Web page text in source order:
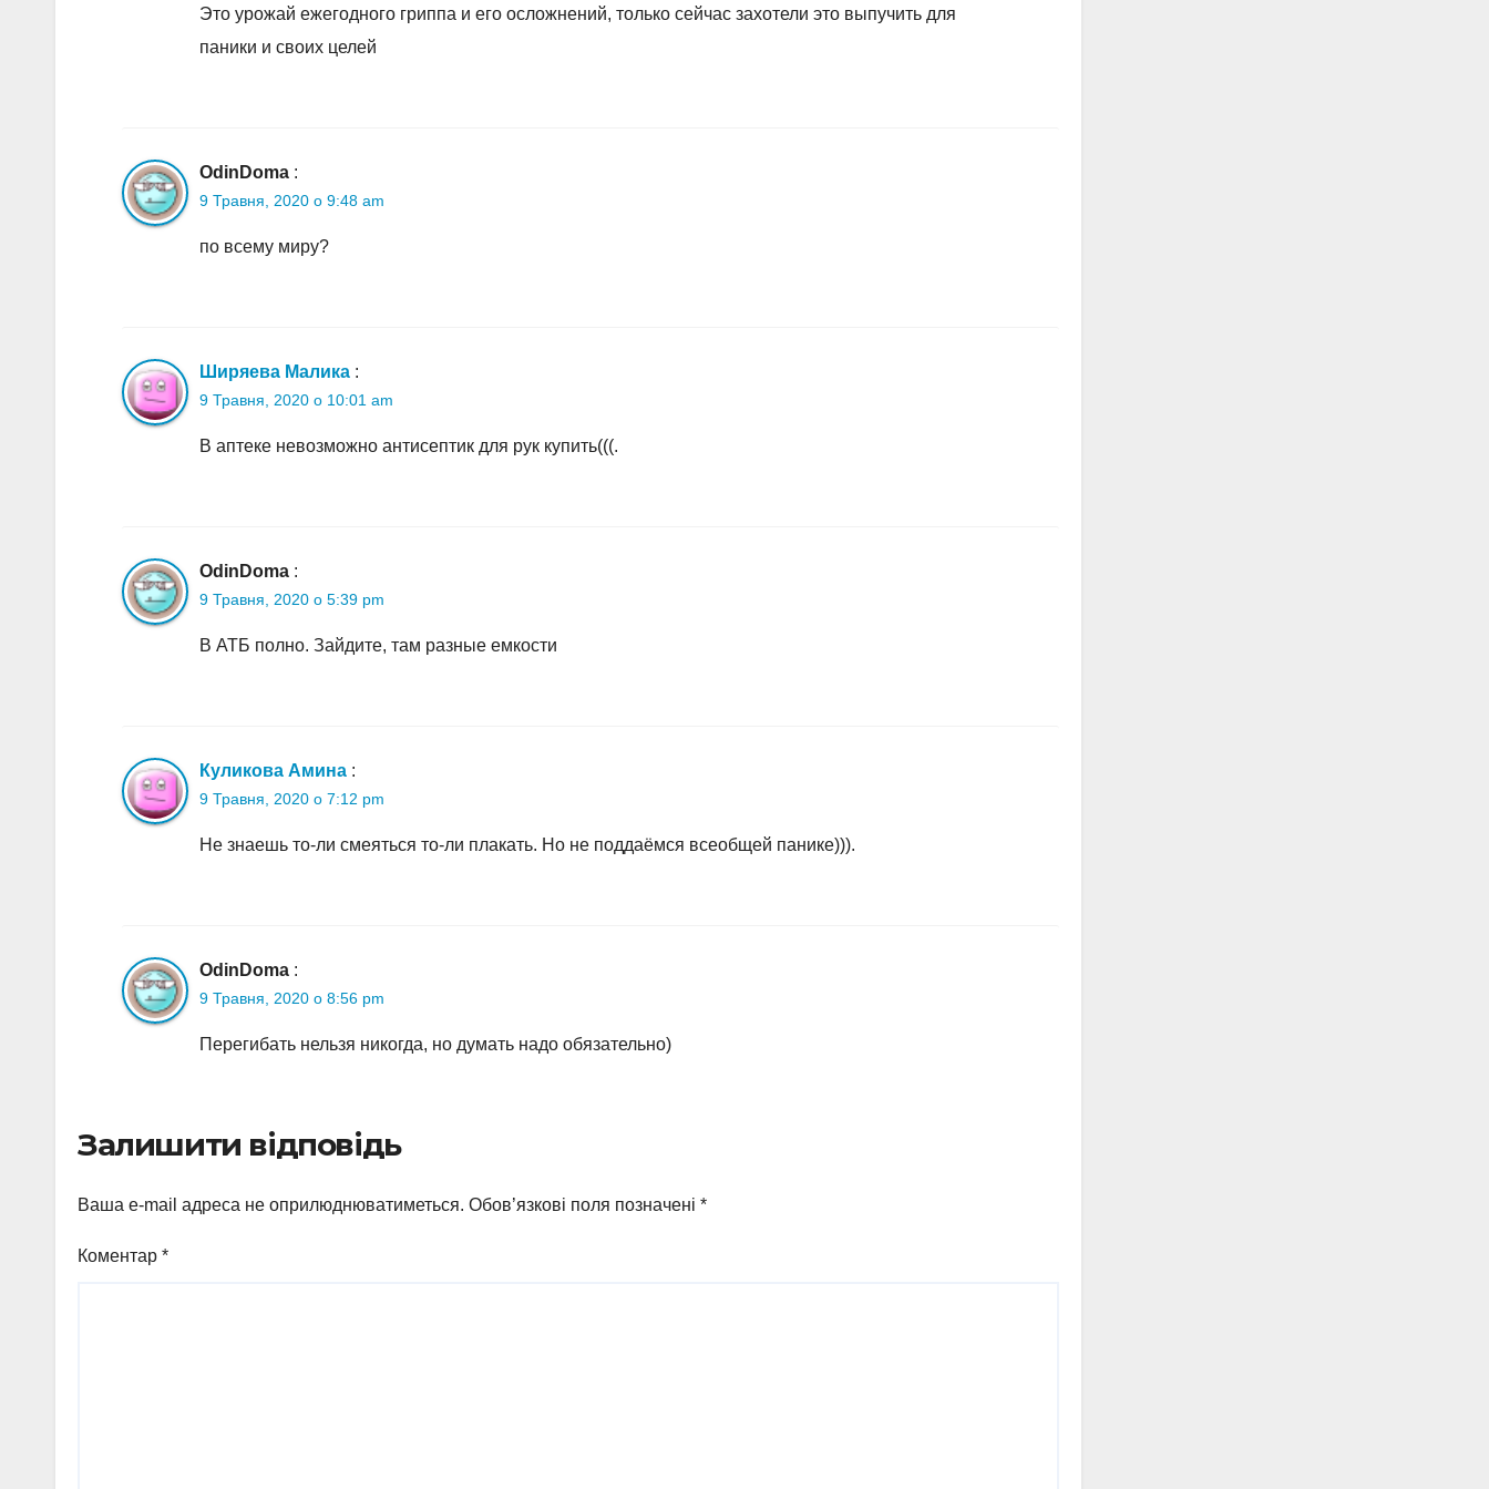
Это урожай ежегодного гриппа и его осложнений, только сейчас захотели это выпучить для
паники и своих целей
OdinDoma :
9 Травня, 2020 о 9:48 am
по всему миру?
Ширяева Малика :
9 Травня, 2020 о 10:01 am
В аптеке невозможно антисептик для рук купить(((.
OdinDoma :
9 Травня, 2020 о 5:39 pm
В АТБ полно. Зайдите, там разные емкости
Куликова Амина :
9 Травня, 2020 о 7:12 pm
Не знаешь то-ли смеяться то-ли плакать. Но не поддаёмся всеобщей панике))).
OdinDoma :
9 Травня, 2020 о 8:56 pm
Перегибать нельзя никогда, но думать надо обязательно)
Залишити відповідь
Ваша e-mail адреса не оприлюднюватиметься. Обов’язкові поля позначені *
Коментар *